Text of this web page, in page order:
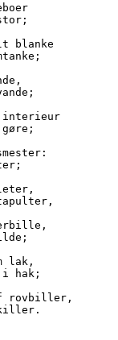
blanke
interieur
gøre;
lak,
i hak;
rovbiller,